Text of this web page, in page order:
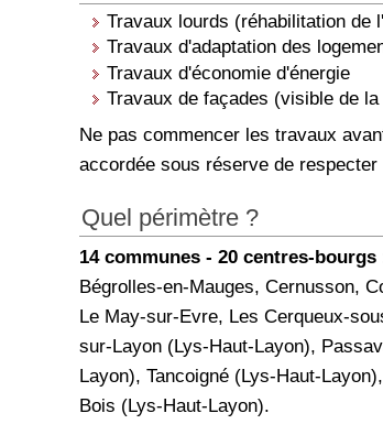
Travaux lourds (réhabilitation de
Travaux d'adaptation des
Travaux d'économie d'énergie
Travaux de façades (visible de
Ne pas commencer les travaux
accordée sous réserve de
Quel périmètre ?
14 communes - 20 centres-bourgs
Bégrolles-en-Mauges, Cernusson,
Le May-sur-Evre, Les Cerqueux-
sur-Layon (Lys-Haut-Layon),
Layon), Tancoigné (Lys-Haut-
Bois (Lys-Haut-Layon).